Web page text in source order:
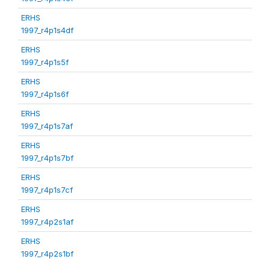
ERHS
1997_r4p1s4df
ERHS
1997_r4p1s5f
ERHS
1997_r4p1s6f
ERHS
1997_r4p1s7af
ERHS
1997_r4p1s7bf
ERHS
1997_r4p1s7cf
ERHS
1997_r4p2s1af
ERHS
1997_r4p2s1bf